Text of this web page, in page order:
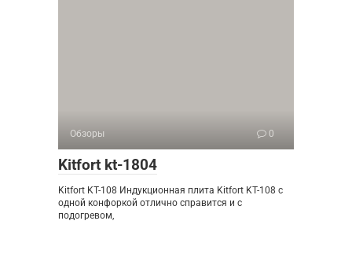
Обзоры 0
Kitfort kt-1804
Kitfort KT-108 Индукционная плита Kitfort KT-108 с
одной конфоркой отлично справится и с
подогревом,